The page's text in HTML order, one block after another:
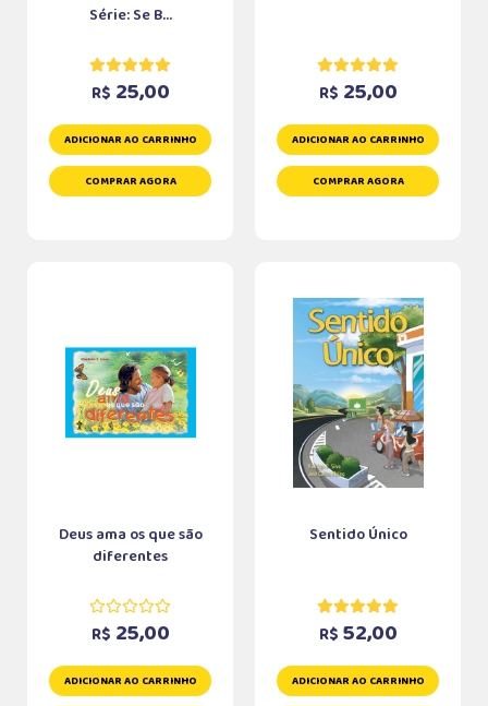
Série: Se B...
R$ 25,00
ADICIONAR AO CARRINHO
COMPRAR AGORA
R$ 25,00
ADICIONAR AO CARRINHO
COMPRAR AGORA
Deus ama os que são
diferentes
R$ 25,00
ADICIONAR AO CARRINHO
Sentido Único
R$ 52,00
ADICIONAR AO CARRINHO